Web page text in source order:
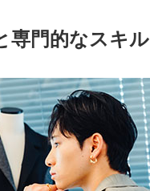
専門的なスキル